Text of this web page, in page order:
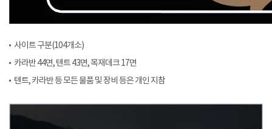
사이트 구분(104개소)
카라반 44면, 텐트 43면, 목재데크 17면
텐트, 카라반 등 모든 물품 및 장비 등은 개인 지참